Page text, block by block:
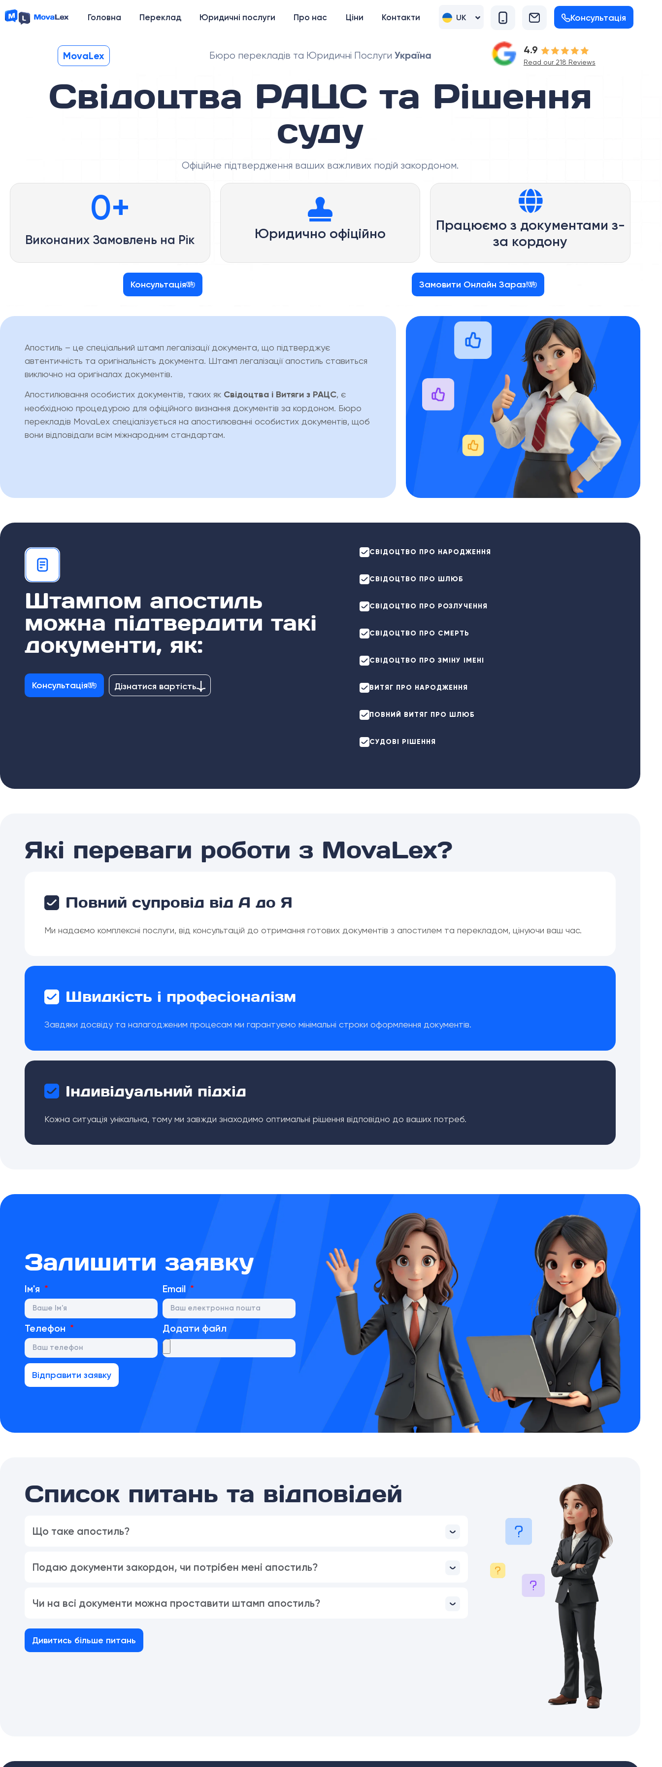
Головна Переклад Юридичні послуги Про нас Ціни Контакти UK
RU Консультація
MovaLex Бюро перекладів та Юридичні Послуги Україна 4.9
Read our 218 Reviews
Свідоцтва РАЦС та Рішення
суду
Офіційне підтвердження ваших важливих подій закордоном.
Виконаних Замовлень на Рік
0+
Юридично офіційно
Працюємо з документами з-
за кордону
Консультація Замовити Онлайн Зараз!
Апостиль – це спеціальний штамп легалізації документа, що підтверджує
автентичність та оригінальність документа. Штамп легалізації апостиль ставиться
виключно на оригіналах документів.
Апостилювання особистих документів, таких як Свідоцтва і Витяги з РАЦС, є
необхідною процедурою для офіційного визнання документів за кордоном. Бюро
перекладів MovaLex спеціалізується на апостилюванні особистих документів, щоб
вони відповідали всім міжнародним стандартам.
Штампом апостиль
можна підтвердити такі
документи, як:
Консультація Дізнатися вартість
СВІДОЦТВО ПРО НАРОДЖЕННЯ
СВІДОЦТВО ПРО ШЛЮБ
СВІДОЦТВО ПРО РОЗЛУЧЕННЯ
СВІДОЦТВО ПРО СМЕРТЬ
СВІДОЦТВО ПРО ЗМІНУ ІМЕНІ
ВИТЯГ ПРО НАРОДЖЕННЯ
ПОВНИЙ ВИТЯГ ПРО ШЛЮБ
СУДОВІ РІШЕННЯ
Які переваги роботи з MovaLex?
Повний супровід від А до Я
Ми надаємо комплексні послуги, від консультацій до отримання готових документів з апостилем та перекладом, цінуючи ваш час.
Швидкість і професіоналізм
Завдяки досвіду та налагодженим процесам ми гарантуємо мінімальні строки оформлення документів.
Індивідуальний підхід
Кожна ситуація унікальна, тому ми завжди знаходимо оптимальні рішення відповідно до ваших потреб.
Залишити заявку
Ім'я Email
Телефон Додати файл
Відправити заявку
Список питань та відповідей
Що таке апостиль?
Подаю документи закордон, чи потрібен мені апостиль?
Чи на всі документи можна проставити штамп апостиль?
Дивитись більше питань